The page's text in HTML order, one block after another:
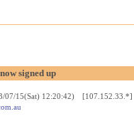
signed up
07/15(Sat) 12:20:42) [107.152.33.*]